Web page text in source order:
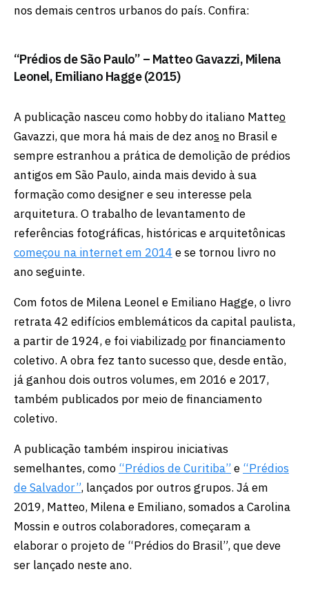
nos demais centros urbanos do país. Confira:
“Prédios de São Paulo” – Matteo Gavazzi, Milena
Leonel, Emiliano Hagge (2015)
A publicação nasceu como hobby do italiano Matteo
Gavazzi, que mora há mais de dez anos no Brasil e
sempre estranhou a prática de demolição de prédios
antigos em São Paulo, ainda mais devido à sua
formação como designer e seu interesse pela
arquitetura. O trabalho de levantamento de
referências fotográficas, históricas e arquitetônicas
começou na internet em 2014 e se tornou livro no
ano seguinte.
Com fotos de Milena Leonel e Emiliano Hagge, o livro
retrata 42 edifícios emblemáticos da capital paulista,
a partir de 1924, e foi viabilizado por financiamento
coletivo. A obra fez tanto sucesso que, desde então,
já ganhou dois outros volumes, em 2016 e 2017,
também publicados por meio de financiamento
coletivo.
A publicação também inspirou iniciativas
semelhantes, como “Prédios de Curitiba”e “Prédios
de Salvador”, lançados por outros grupos. Já em
2019, Matteo, Milena e Emiliano, somados a Carolina
Mossin e outros colaboradores, começaram a
elaborar o projeto de “Prédios do Brasil”, que deve
ser lançado neste ano.